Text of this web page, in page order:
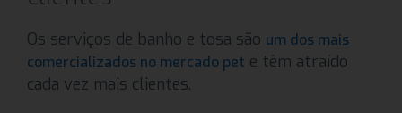
Os serviços de banho e tosa são um dos mais
comercializados no mercado pet e têm atraído
cada vez mais clientes.